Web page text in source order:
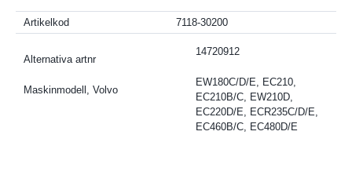
Artikelkod 7118-30200
Alternativa artnr
14720912
Maskinmodell, Volvo
EW180C/D/E, EC210,
EC210B/C, EW210D,
EC220D/E, ECR235C/D/E,
EC460B/C, EC480D/E